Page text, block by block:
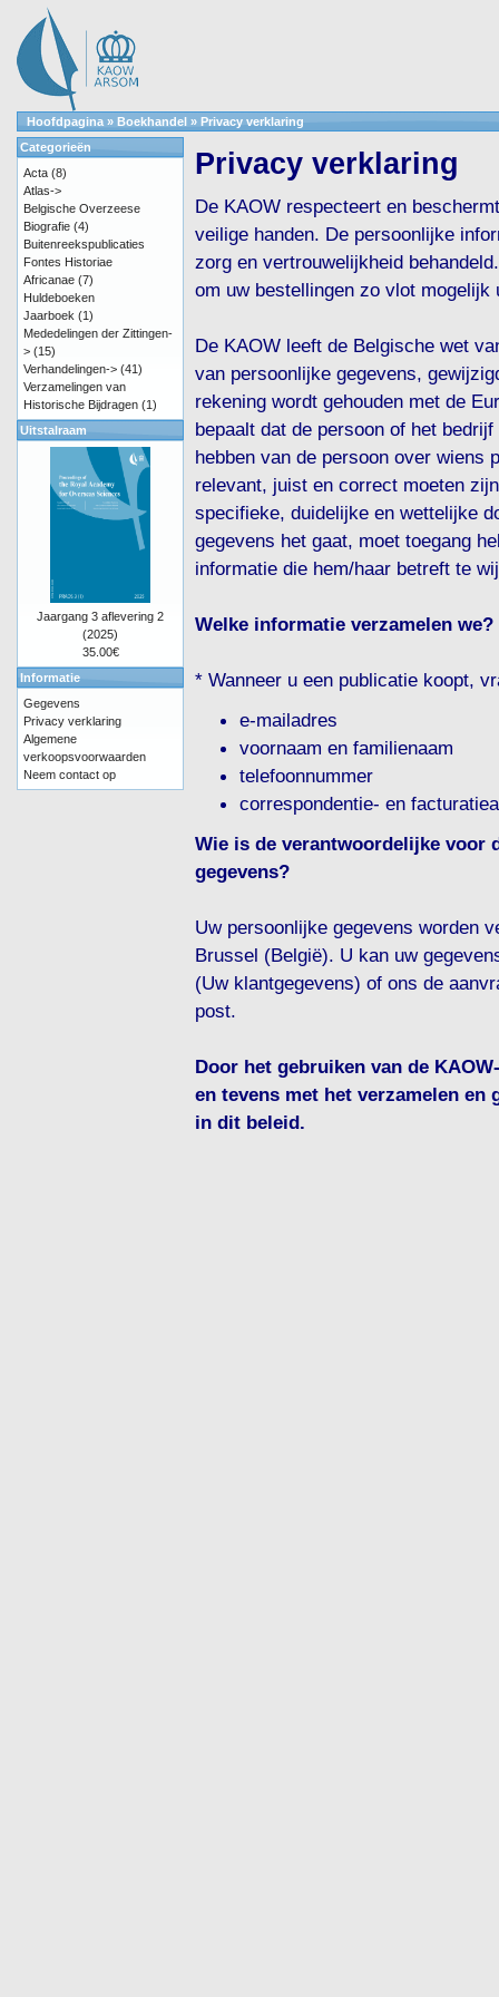
Hoofdpagina » Boekhandel » Privacy verklaring
Privacy verklaring
De KAOW respecteert en
veilige handen. De persoonlijke
zorg en vertrouwelijkheid
om uw bestellingen zo vlot mogelijk
De KAOW leeft de Belgische wet
van persoonlijke gegevens,
rekening wordt gehouden met de
bepaalt dat de persoon of het
hebben van de persoon over wiens
relevant, juist en correct moeten
specifieke, duidelijke en wettelijke
gegevens het gaat, moet toegang
informatie die hem/haar betreft te
Welke informatie verzamelen
* Wanneer u een publicatie koopt,
e-mailadres
voornaam en familienaam
telefoonnummer
correspondentie- en
Wie is de verantwoordelijke voor
gegevens?
Uw persoonlijke gegevens worden
Brussel (België). U kan uw
(Uw klantgegevens) of ons de
post.
Door het gebruiken van de
en tevens met het verzamelen en
in dit beleid.
Categorieën
Acta (8)
Atlas->
Belgische Overzeese
Biografie (4)
Buitenreekspublicaties
Fontes Historiae
Africanae (7)
Huldeboeken
Jaarboek (1)
Mededelingen der Zittingen-
> (15)
Verhandelingen-> (41)
Verzamelingen van
Historische Bijdragen (1)
Uitstalraam
Jaargang 3 aflevering 2
(2025)
35.00€
Informatie
Gegevens
Privacy verklaring
Algemene
verkoopsvoorwaarden
Neem contact op